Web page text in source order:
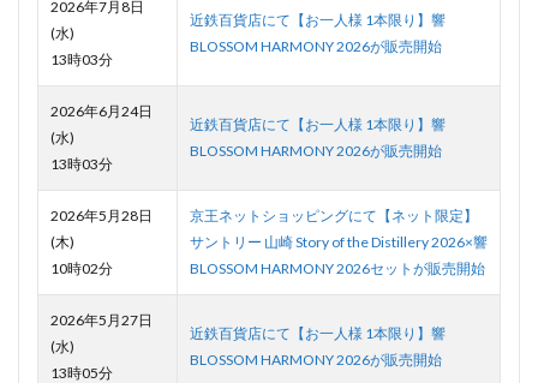
2026年7月8日
(水)
13時03分
近鉄百貨店にて【お一人様 1本限り】響
BLOSSOM HARMONY 2026が販売開始
2026年6月24日
(水)
13時03分
近鉄百貨店にて【お一人様 1本限り】響
BLOSSOM HARMONY 2026が販売開始
2026年5月28日
(木)
10時02分
京王ネットショッピングにて【ネット限定】
サントリー 山崎 Story of the Distillery 2026×響
BLOSSOM HARMONY 2026セットが販売開始
2026年5月27日
(水)
13時05分
近鉄百貨店にて【お一人様 1本限り】響
BLOSSOM HARMONY 2026が販売開始